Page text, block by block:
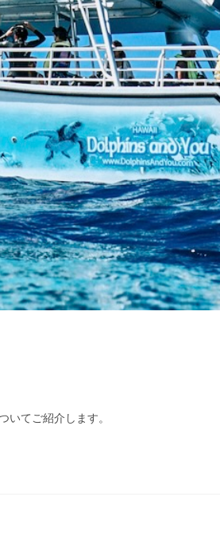
てご紹介します。